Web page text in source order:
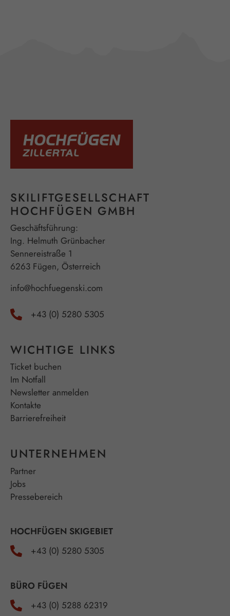
SKILIFTGESELLSCHAFT
HOCHFÜGEN GMBH
Geschäftsführung:
Ing. Helmuth Grünbacher
Sennereistraße 1
6263 Fügen, Österreich
info@hochfuegenski.com
+43 (0) 5280 5305
WICHTIGE LINKS
Ticket buchen
Im Notfall
Newsletter anmelden
Kontakte
Barrierefreiheit
UNTERNEHMEN
Partner
Jobs
Pressebereich
HOCHFÜGEN SKIGEBIET
+43 (0) 5280 5305
BÜRO FÜGEN
+43 (0) 5288 62319